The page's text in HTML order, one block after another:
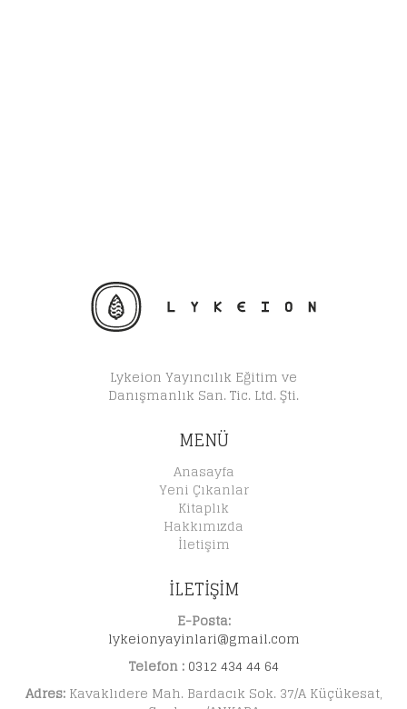
Lykeion Yayıncılık Eğitim ve
Danışmanlık San. Tic. Ltd. Şti.
MENÜ
Anasayfa
Yeni Çıkanlar
Kitaplık
Hakkımızda
İletişim
İLETİŞİM
E-Posta:
lykeionyayinlari@gmail.com
Telefon : 0312 434 44 64
Adres:Kavaklıdere Mah. Bardacık Sok. 37/A Küçükesat,